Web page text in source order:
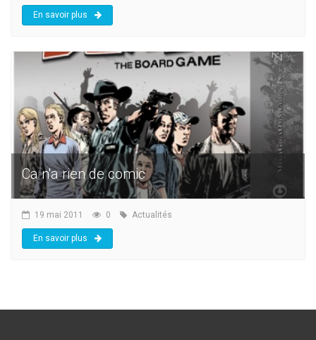
En savoir plus
Ca n'a rien de comic
19 mai 2011 0 Actualités
En savoir plus